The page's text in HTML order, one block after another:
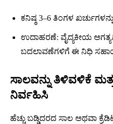
ಕನಿಷ್ಠ 3–6 ತಿಂಗಳ
ಉದಾಹರಣೆ: ವೈದ್ಯಕೀಯ
ಬದಲಾವಣೆಗಳಿಗೆ ಈ ನಿಧಿ
ಸಾಲವನ್ನು ತಿಳಿವಳಿಕೆ
ನಿರ್ವಹಿಸಿ
ಹೆಚ್ಚು ಬಡ್ಡಿದರದ ಸಾಲ ಅಥವಾ